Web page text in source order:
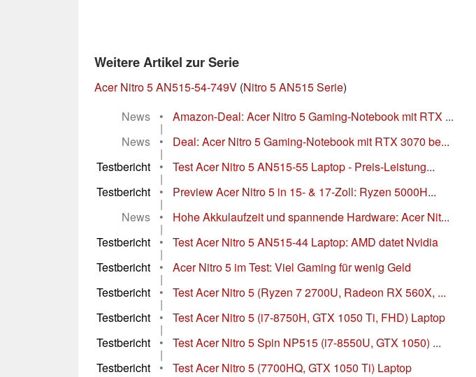
Weitere Artikel zur Serie
Acer Nitro 5 AN515-54-749V (Nitro 5 AN515 Serie)
News
• Amazon-Deal: Acer Nitro 5 Gaming-Notebook mit RTX ...
|
News
• Deal: Acer Nitro 5 Gaming-Notebook mit RTX 3070 be...
|
Testbericht
• Test Acer Nitro 5 AN515-55 Laptop - Preis-Leistung...
|
Testbericht
• Preview Acer Nitro 5 in 15- & 17-Zoll: Ryzen 5000H...
|
News
• Hohe Akkulaufzeit und spannende Hardware: Acer Nit...
|
Testbericht
• Test Acer Nitro 5 AN515-44 Laptop: AMD datet Nvidia
|
Testbericht
• Acer Nitro 5 im Test: Viel Gaming für wenig Geld
|
Testbericht
• Test Acer Nitro 5 (Ryzen 7 2700U, Radeon RX 560X, ...
|
Testbericht
• Test Acer Nitro 5 (i7-8750H, GTX 1050 Ti, FHD) Laptop
|
Testbericht
• Test Acer Nitro 5 Spin NP515 (i7-8550U, GTX 1050) ...
|
Testbericht
• Test Acer Nitro 5 (7700HQ, GTX 1050 Ti) Laptop